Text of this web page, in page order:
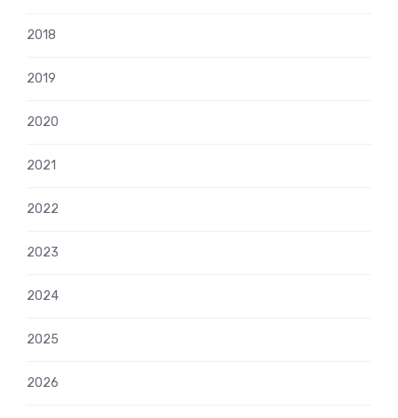
2018
2019
2020
2021
2022
2023
2024
2025
2026